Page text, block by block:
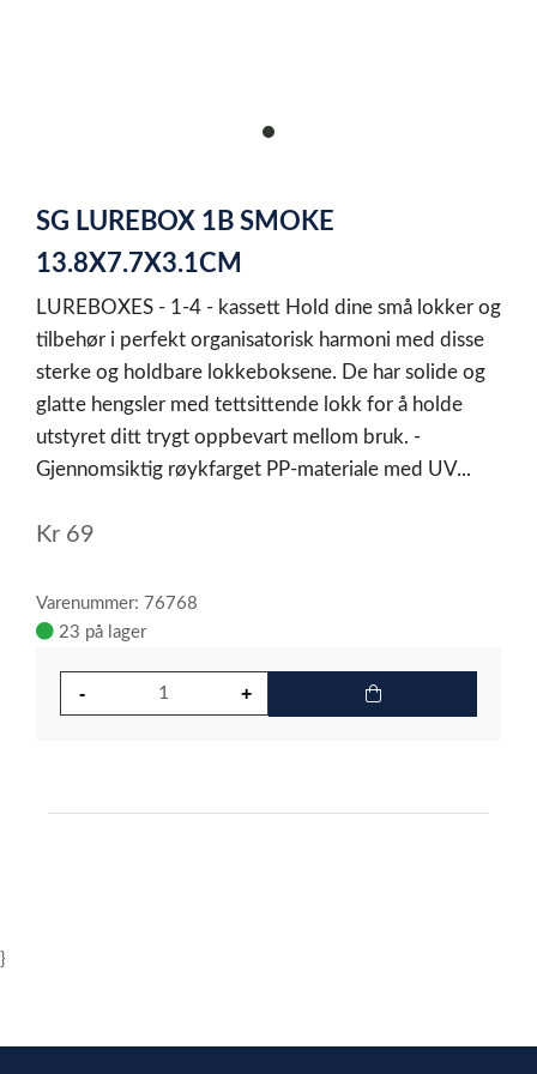
item
of
1
SG LUREBOX 1B SMOKE
13.8X7.7X3.1CM
LUREBOXES - 1-4 - kassett Hold dine små lokker og
tilbehør i perfekt organisatorisk harmoni med disse
sterke og holdbare lokkeboksene. De har solide og
glatte hengsler med tettsittende lokk for å holde
utstyret ditt trygt oppbevart mellom bruk. -
Gjennomsiktig røykfarget PP-materiale med UV...
Kr 69
Varenummer: 76768
23 på lager
}